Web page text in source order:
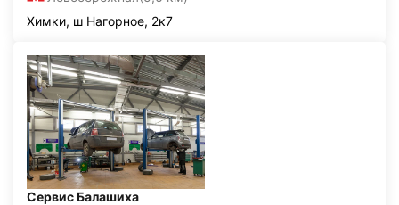
Химки, ш Нагорное, 2к7
Сервис Балашиха